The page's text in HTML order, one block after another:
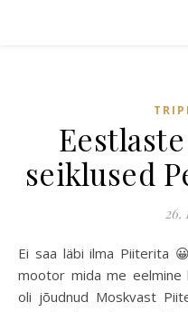
seiklused
26.
Ei saa läbi ilma Piiterita 😀 veelvähem seiklusteta. Vajalik
mootor mida me eelmine
oli jõudnud Moskvast